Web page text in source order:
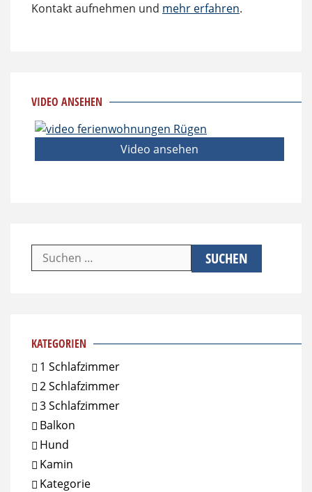
Kontakt aufnehmen und mehr erfahren.
VIDEO ANSEHEN
Video ansehen
Suchen
nach:
KATEGORIEN
1 Schlafzimmer
2 Schlafzimmer
3 Schlafzimmer
Balkon
Hund
Kamin
Kategorie